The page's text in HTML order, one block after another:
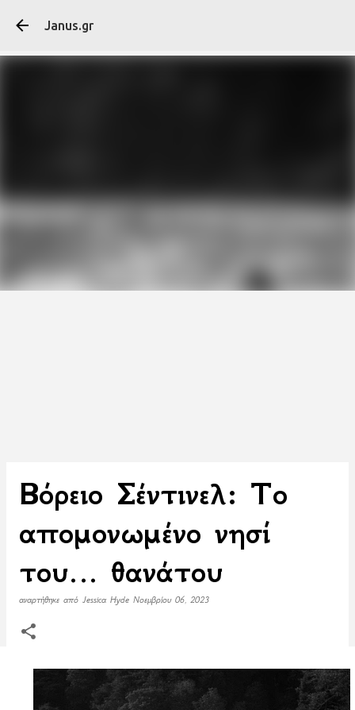
Janus.gr
Βόρειο Σέντινελ: Το
απομονωμένο νησί
του… θανάτου
αναρτήθηκε από Jessica Hyde Νοεμβρίου 06, 2023